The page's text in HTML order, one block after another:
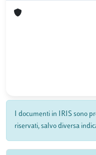
I documenti in IRIS sono
riservati, salvo diversa